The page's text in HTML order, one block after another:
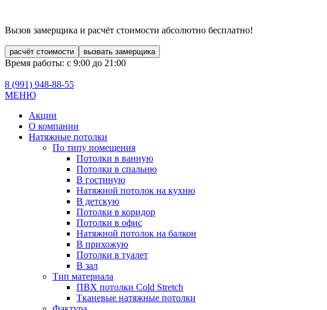
Вызов замерщика и расчёт стоимости абсолютно бесплатно!
расчёт стоимости вызвать замерщика
Время работы: с 9:00 до 21:00
8 (991) 948-88-55
МЕНЮ
Акции
О компании
Натяжные потолки
По типу помещения
Потолки в ванную
Потолки в спальню
В гостиную
Натяжной потолок на кухню
В детскую
Потолки в коридор
Потолки в офис
Натяжной потолок на балкон
В прихожую
Потолки в туалет
В зал
Тип материала
ПВХ потолки Cold Stretch
Тканевые натяжные потолки